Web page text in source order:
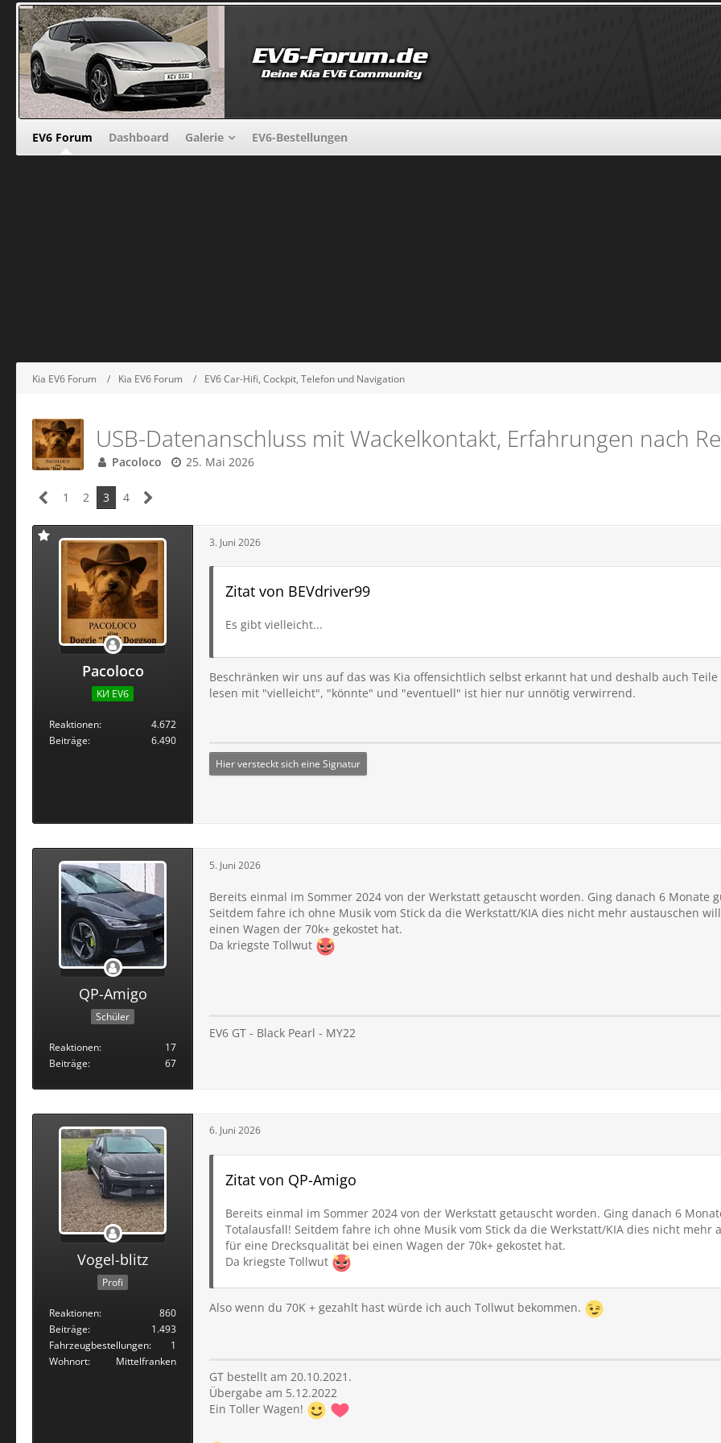
EV6 Forum Dashboard Galerie EV6-Bestellungen
Kia EV6 Forum Kia EV6 Forum EV6 Car-Hifi, Cockpit, Telefon und Navigation
USB-Datenanschluss mit Wackelkontakt, Erfahrungen nach
Pacoloco 25. Mai 2026
1 2 3 4
Pacoloco
KИ ЕVб
Reaktionen
4.672
Beiträge
6.490
3. Juni 2026
Zitat von BEVdriver99
Es gibt vielleicht...
Beschränken wir uns auf das was Kia offensichtlich selbst erkannt hat und deshalb auch
lesen mit "vielleicht", "könnte" und "eventuell" ist hier nur unnötig verwirrend.
Hier versteckt sich eine Signatur
QP-Amigo
Schüler
Reaktionen
17
Beiträge
67
5. Juni 2026
Bereits einmal im Sommer 2024 von der Werkstatt getauscht worden. Ging danach 6 Monate
Seitdem fahre ich ohne Musik vom Stick da die Werkstatt/KIA dies nicht mehr austauschen
einen Wagen der 70k+ gekostet hat.
Da kriegste Tollwut
EV6 GT - Black Pearl - MY22
Vogel-blitz
Profi
Reaktionen
860
Beiträge
1.493
Fahrzeugbestellungen
1
Wohnort
Mittelfranken
6. Juni 2026
Zitat von QP-Amigo
Bereits einmal im Sommer 2024 von der Werkstatt getauscht worden. Ging danach 6
Totalausfall! Seitdem fahre ich ohne Musik vom Stick da die Werkstatt/KIA dies nicht mehr
für eine Drecksqualität bei einen Wagen der 70k+ gekostet hat.
Da kriegste Tollwut
Also wenn du 70K + gezahlt hast würde ich auch Tollwut bekommen.
GT bestellt am 20.10.2021.
Übergabe am 5.12.2022
Ein Toller Wagen!